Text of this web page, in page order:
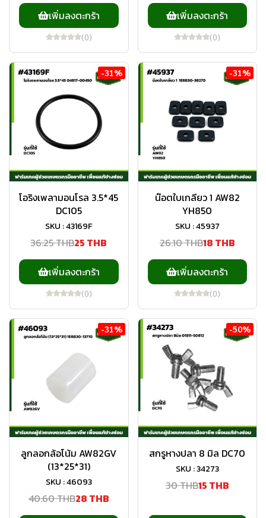
เพิ่มลงตะกร้า
(0)
เพิ่มลงตะกร้า
(0)
-31%
โอริงเพลามอนโรล 3.5*45
DC105
SKU : 43169F
36.25 THB25 THB
เพิ่มลงตะกร้า
(0)
-31%
น๊อตใบเกลียว 1 AW82
YH850
SKU : 45937
26.10 THB18 THB
เพิ่มลงตะกร้า
(0)
-31%
ลูกลอกล้อโน้ม AW82GV
(13*25*31)
SKU : 46093
40.60 THB28 THB
-50%
สกรูหางปลา 8 มิล DC70
SKU : 34273
30 THB15 THB